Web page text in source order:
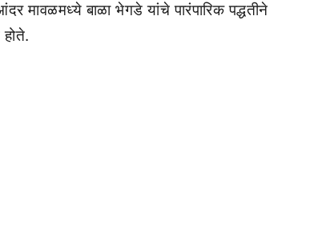
मावळमध्ये बाळा भेगडे यांचे पारंपारिक पद्धतीने